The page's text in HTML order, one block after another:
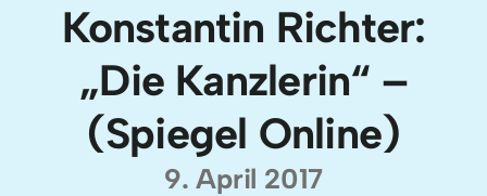
Konstantin Richter:
„Die Kanzlerin“ –
(Spiegel Online)
9. April 2017